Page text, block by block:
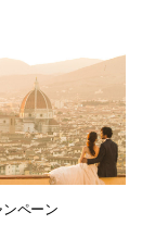
ペーン